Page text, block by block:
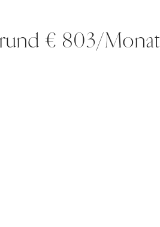
rund € 803/Monat